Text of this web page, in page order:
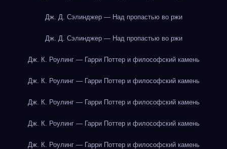
Дж. Д. Сэлинджер — Над пропастью во ржи
Дж. Д. Сэлинджер — Над пропастью во ржи
Дж. К. Роулинг — Гарри Поттер и философский камень
Дж. К. Роулинг — Гарри Поттер и философский камень
Дж. К. Роулинг — Гарри Поттер и философский камень
Дж. К. Роулинг — Гарри Поттер и философский камень
Дж. К. Роулинг — Гарри Поттер и философский камень